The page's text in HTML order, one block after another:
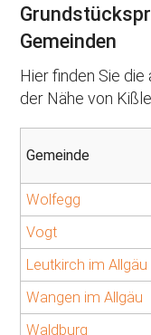
Gemeinden
Hier finden Sie
der Nähe von
Gemeinde
Wolfegg
Vogt
Leutkirch im Allgäu
Wangen im Allgäu
Waldburg